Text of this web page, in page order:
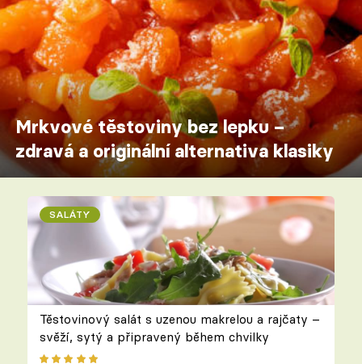
Mrkvové těstoviny bez lepku –
zdravá a originální alternativa klasiky
SALÁTY
Těstovinový salát s uzenou makrelou a rajčaty –
svěží, sytý a připravený během chvilky